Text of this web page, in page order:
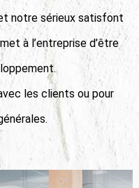
notre sérieux satisfont
à l’entreprise d’être
les clients ou pour